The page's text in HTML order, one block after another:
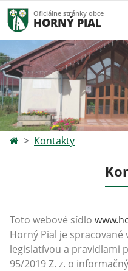
Oficiálne stránky obce
HORNÝ PIAL
Kontakty
Toto webové sídlo
Horný Pial je spracované
legislatívou a pravidlami
95/2019 Z. z. o